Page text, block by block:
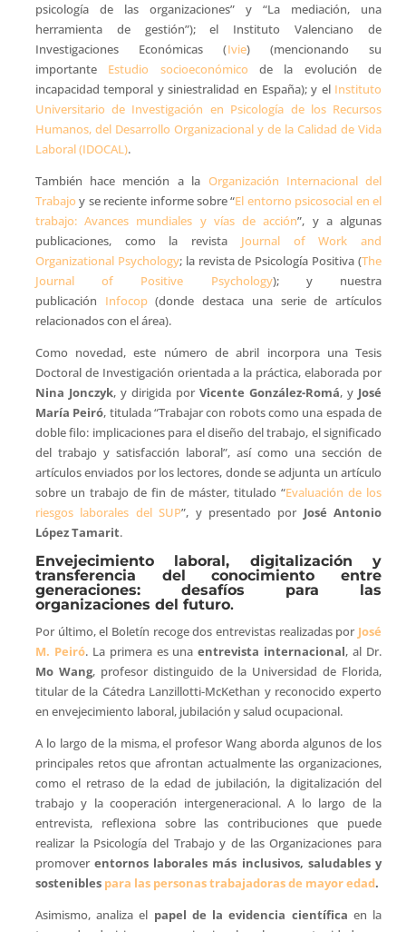
psicología de las organizaciones” y “La mediación, una
herramienta de gestión”); el Instituto Valenciano de
Investigaciones Económicas (Ivie) (mencionando su
importanteEstudio socioeconómico de la evolución de
incapacidad temporal y siniestralidad en España); y el Instituto
Universitario de Investigación en Psicología de los Recursos
Humanos, del Desarrollo Organizacional y de la Calidad de Vida
Laboral (IDOCAL).
También hace mención a la Organización Internacional del
Trabajo y se reciente informe sobre “El entorno psicosocial en el
trabajo: Avances mundiales y vías de acción”, y a algunas
publicaciones, como la revista Journal of Work and
Organizational Psychology; la revista de Psicología Positiva (The
Journal of Positive Psychology); y nuestra
publicación Infocop(donde destaca una serie de artículos
relacionados con el área).
Como novedad, este número de abril incorpora una Tesis
Doctoral de Investigación orientada a la práctica, elaborada por
Nina Jonczyk, y dirigida porVicente González-Romá, y José
María Peiró, titulada “Trabajar con robots como una espada de
doble filo: implicaciones para el diseño del trabajo, el significado
del trabajo y satisfacción laboral”, así como una sección de
artículos enviados por los lectores, donde se adjunta un artículo
sobre un trabajo de fin de máster, titulado “Evaluación de los
riesgos laborales del SUP”, y presentado por José Antonio
López Tamarit.
Envejecimiento laboral, digitalización y
transferencia del conocimiento entre
generaciones: desafíos para las
organizaciones del futuro.
Por último, el Boletín recoge dos entrevistas realizadas por José
M. Peiró. La primera es unaentrevista internacional, al Dr.
Mo Wang, profesor distinguido de la Universidad de Florida,
titular de la Cátedra Lanzillotti-McKethan y reconocido experto
en envejecimiento laboral, jubilación y salud ocupacional.
A lo largo de la misma, el profesor Wang aborda algunos de los
principales retos que afrontan actualmente las organizaciones,
como el retraso de la edad de jubilación, la digitalización del
trabajo y la cooperación intergeneracional. A lo largo de la
entrevista, reflexiona sobre las contribuciones que puede
realizar la Psicología del Trabajo y de las Organizaciones para
promoverentornos laborales más inclusivos, saludables y
sosteniblespara las personas trabajadoras de mayor edad.
Asimismo, analiza el papel de la evidencia científica en la